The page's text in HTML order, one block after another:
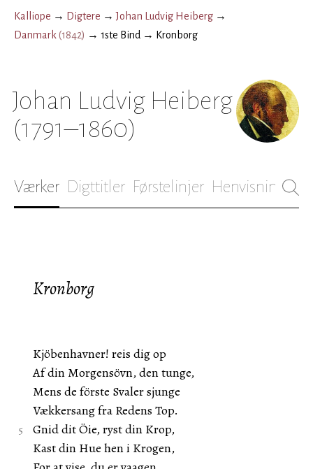
Kalliope → Digtere →Johan Ludvig Heiberg →
Danmark (1842) → 1ste Bind → Kronborg
Johan Ludvig Heiberg
(1791–1860)
Værker Digttitler Førstelinjer Henvisninger
Kronborg
Kjöbenhavner! reis dig op
Af din Morgensövn, den tunge,
Mens de förste Svaler sjunge
Vækkersang fra Redens Top.
Gnid dit Öie, ryst din Krop,
Kast din Hue hen i Krogen,